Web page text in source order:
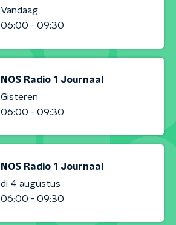
Vandaag
06:00 - 09:30
NOS Radio 1 Journaal
Gisteren
06:00 - 09:30
NOS Radio 1 Journaal
di 4 augustus
06:00 - 09:30